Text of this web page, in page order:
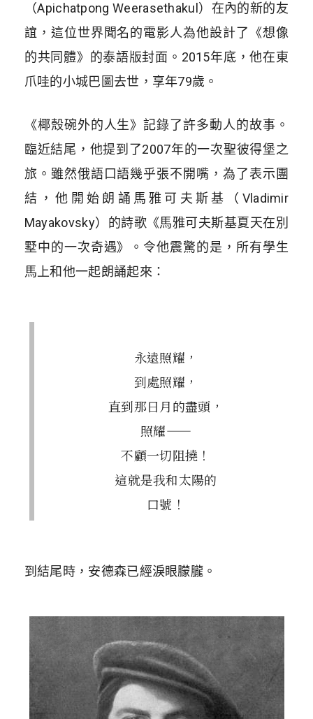
（Apichatpong Weerasethakul）在內的新的友
誼，這位世界聞名的電影人為他設計了《想像
的共同體》的泰語版封面。2015年底，他在東
爪哇的小城巴圖去世，享年79歲。
《椰殼碗外的人生》記錄了許多動人的故事。
臨近結尾，他提到了2007年的一次聖彼得堡之
旅。雖然俄語口語幾乎張不開嘴，為了表示團
結，他開始朗誦馬雅可夫斯基（Vladimir
Mayakovsky）的詩歌《馬雅可夫斯基夏天在別
墅中的一次奇遇》。令他震驚的是，所有學生
馬上和他一起朗誦起來：
永遠照耀，
到處照耀，
直到那日月的盡頭，
照耀——
不顧一切阻撓！
這就是我和太陽的
口號！
到結尾時，安德森已經淚眼朦朧。